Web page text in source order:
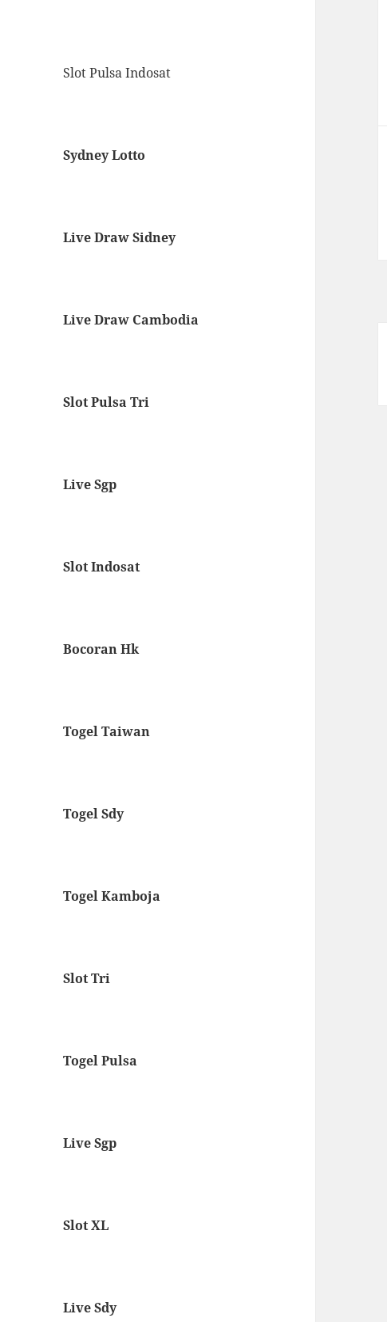
Slot Pulsa Indosat
Sydney Lotto
Live Draw Sidney
Live Draw Cambodia
Slot Pulsa Tri
Live Sgp
Slot Indosat
Bocoran Hk
Togel Taiwan
Togel Sdy
Togel Kamboja
Slot Tri
Togel Pulsa
Live Sgp
Slot XL
Live Sdy